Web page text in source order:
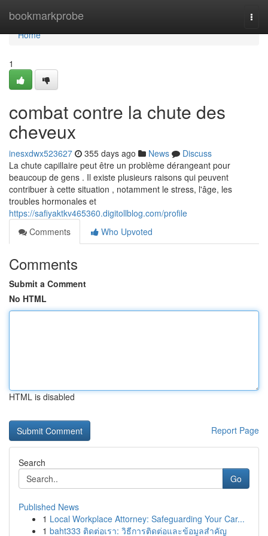
bookmarkprobe
Home
Home
1
combat contre la chute des
cheveux
inesxdwx523627 355 days ago News
Discuss
La chute capillaire peut être un problème dérangeant pour
beaucoup de gens . Il existe plusieurs raisons qui peuvent
contribuer à cette situation , notamment le stress, l'âge, les
troubles hormonales et
https://safiyaktkv465360.digitollblog.com/profile
Comments
Who Upvoted
Comments
Submit a Comment
No HTML
HTML is disabled
Report Page
Search
Go
Published News
1 Local Workplace Attorney: Safeguarding Your Car...
1 baht333 ติดต่อเรา: วิธีการติดต่อและข้อมูลสำคัญ